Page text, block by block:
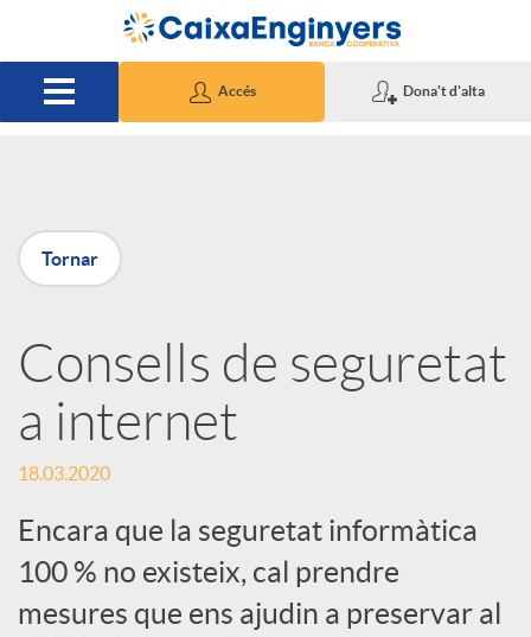
Salta al contingut principal
Accés Dona't d'alta
P
u
b
l
i
c
Tornar
Consells de seguretat
a internet
18.03.2020
Encara que la seguretat informàtica
100 % no existeix, cal prendre
mesures que ens ajudin a preservar al